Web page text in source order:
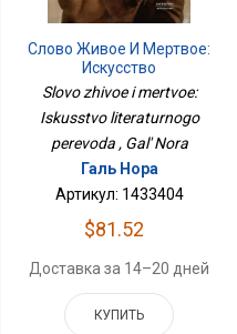
Слово Живое И Мертвое:
Искусство
Литературного
Slovo zhivoe i mertvoe:
Iskusstvo literaturnogo
perevoda , Gal' Nora
Галь Нора
Артикул: 1433404
$81.52
Доставка за 14–20 дней
КУПИТЬ